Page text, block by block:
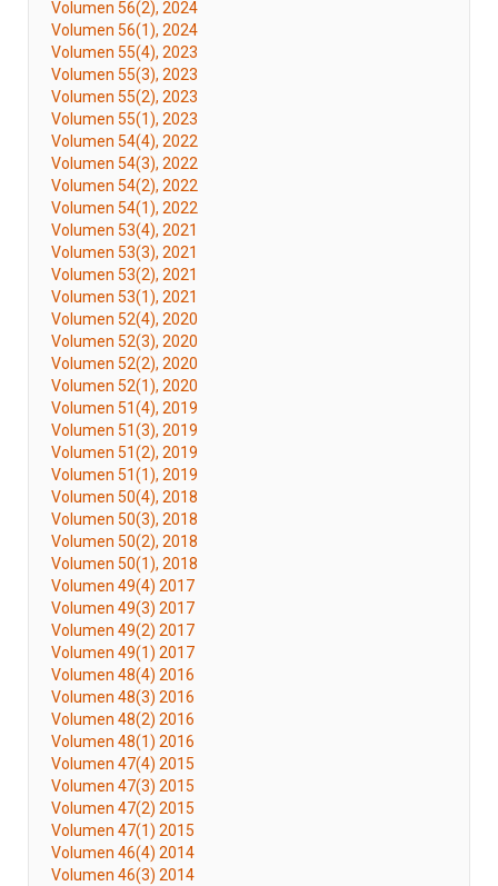
Volumen 56(2), 2024
Volumen 56(1), 2024
Volumen 55(4), 2023
Volumen 55(3), 2023
Volumen 55(2), 2023
Volumen 55(1), 2023
Volumen 54(4), 2022
Volumen 54(3), 2022
Volumen 54(2), 2022
Volumen 54(1), 2022
Volumen 53(4), 2021
Volumen 53(3), 2021
Volumen 53(2), 2021
Volumen 53(1), 2021
Volumen 52(4), 2020
Volumen 52(3), 2020
Volumen 52(2), 2020
Volumen 52(1), 2020
Volumen 51(4), 2019
Volumen 51(3), 2019
Volumen 51(2), 2019
Volumen 51(1), 2019
Volumen 50(4), 2018
Volumen 50(3), 2018
Volumen 50(2), 2018
Volumen 50(1), 2018
Volumen 49(4) 2017
Volumen 49(3) 2017
Volumen 49(2) 2017
Volumen 49(1) 2017
Volumen 48(4) 2016
Volumen 48(3) 2016
Volumen 48(2) 2016
Volumen 48(1) 2016
Volumen 47(4) 2015
Volumen 47(3) 2015
Volumen 47(2) 2015
Volumen 47(1) 2015
Volumen 46(4) 2014
Volumen 46(3) 2014